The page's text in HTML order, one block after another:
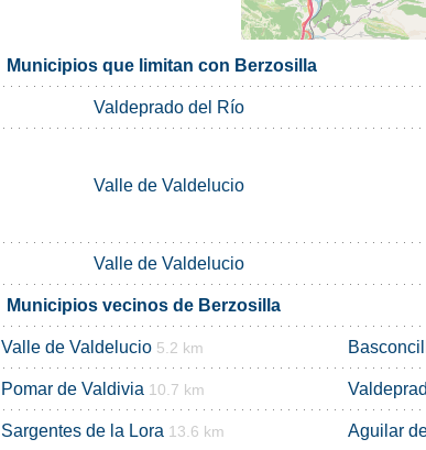
Municipios que limitan con Berzosilla
Valdeprado del Río
Valle de Valdelucio
Valle de Valdelucio
Municipios vecinos de Berzosilla
Valle de Valdelucio 5.2 km
Pomar de Valdivia 10.7 km
Sargentes de la Lora 13.6 km Aguilar